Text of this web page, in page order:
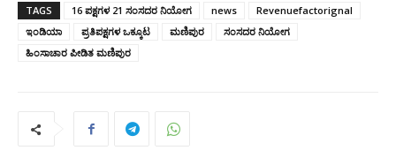
TAGS 16 ಪಕ್ಷಗಳ 21 ಸಂಸದರ ನಿಯೋಗ news
Revenuefactorignal
ಇಂಡಿಯಾ
ಪ್ರತಿಪಕ್ಷಗಳ ಒಕ್ಕೂಟ ಮಣಿಪುರ
ಸಂಸದರ ನಿಯೋಗ
ಹಿಂಸಾಚಾರ ಪೀಡಿತ ಮಣಿಪುರ